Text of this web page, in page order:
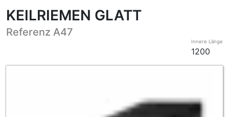
KEILRIEMEN GLATT
Referenz A47
Innere Länge
1200